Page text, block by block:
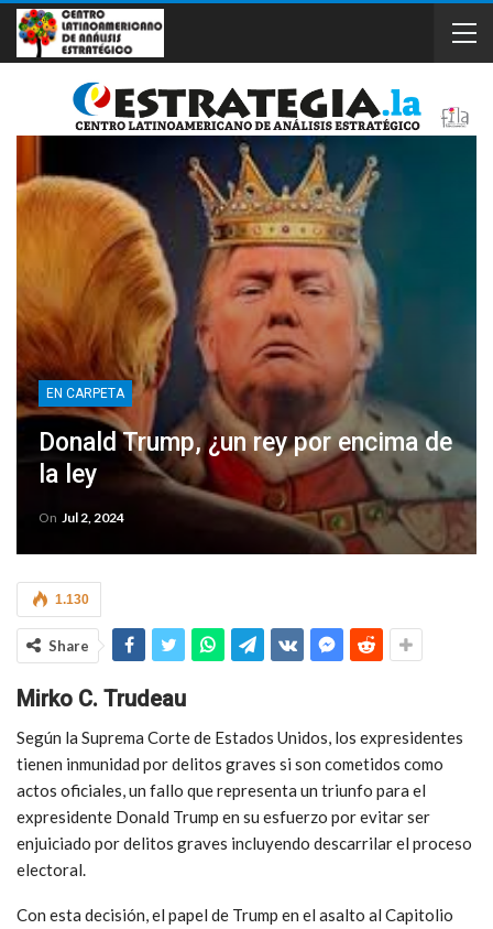
EN CARPETA
Donald Trump, ¿un rey por encima de
la ley
On Jul 2, 2024
1.130
Share
Mirko C. Trudeau
Según la Suprema Corte de Estados Unidos, los expresidentes
tienen inmunidad por delitos graves si son cometidos como
actos oficiales, un fallo que representa un triunfo para el
expresidente Donald Trump en su esfuerzo por evitar ser
enjuiciado por delitos graves incluyendo descarrilar el proceso
electoral.
Con esta decisión, el papel de Trump en el asalto al Capitolio